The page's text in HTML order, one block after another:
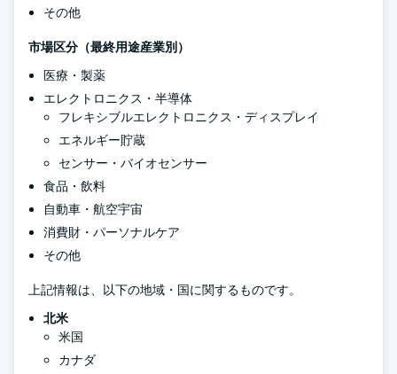
その他
市場区分（最終用途産業別）
医療・製薬
エレクトロニクス・半導体
フレキシブルエレクトロニクス・ディスプレイ
エネルギー貯蔵
センサー・バイオセンサー
食品・飲料
自動車・航空宇宙
消費財・パーソナルケア
その他
上記情報は、以下の地域・国に関するものです。
北米
米国
カナダ